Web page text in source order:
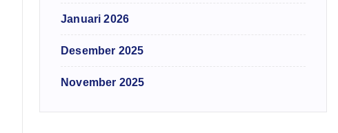
Januari 2026
Desember 2025
November 2025